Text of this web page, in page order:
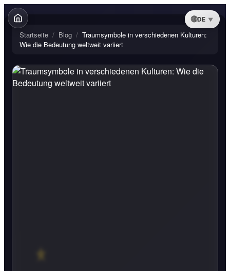
DE
Startseite / Blog / Traumsymbole in verschiedenen Kulturen:
Wie die Bedeutung weltweit variiert